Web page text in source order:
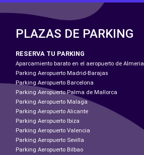
PLAZAS DE PARKING
RESERVA TU PARKING
Aparcamiento barato en el aeropuerto de Almeria
Parking Aeropuerto Madrid-Barajas
Parking Aeropuerto Barcelona
Parking Aeropuerto Palma de Mallorca
Parking Aeropuerto Malaga
Parking Aeropuerto Alicante
Parking Aeropuerto Ibiza
Parking Aeropuerto Valencia
Parking Aeropuerto Sevilla
Parking Aeropuerto Bilbao